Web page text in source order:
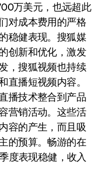
万美元，也远超此
对成本费用的严格
稳健表现。搜狐媒
创新和优化，激发
，搜狐视频也持续
直播短视频内容。
播技术整合到产品
营销活动。这些活
容的产生，而且吸
的预算。畅游的在
度表现稳健，收入